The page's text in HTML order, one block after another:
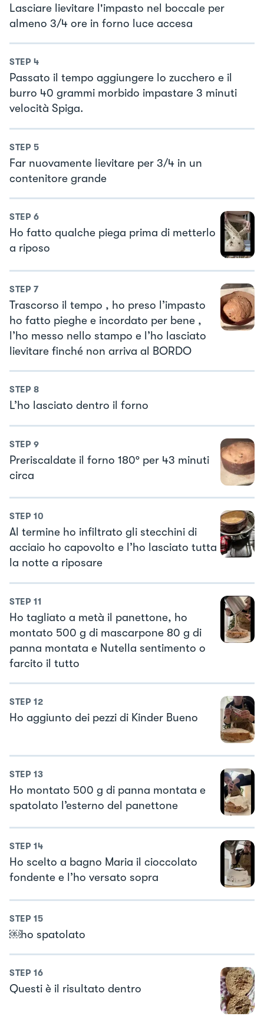
Lasciare lievitare l'impasto nel boccale per
almeno 3/4 ore in forno luce accesa
STEP 4
Passato il tempo aggiungere lo zucchero e il
burro 40 grammi morbido impastare 3 minuti
velocità Spiga.
STEP 5
Far nuovamente lievitare per 3/4 in un
contenitore grande
STEP 6
Ho fatto qualche piega prima di metterlo
a riposo
STEP 7
Trascorso il tempo , ho preso l’impasto
ho fatto pieghe e incordato per bene ,
l’ho messo nello stampo e l’ho lasciato
lievitare finché non arriva al BORDO
STEP 8
L’ho lasciato dentro il forno
STEP 9
Preriscaldate il forno 180° per 43 minuti
circa
STEP 10
Al termine ho infiltrato gli stecchini di
acciaio ho capovolto e l’ho lasciato tutta
la notte a riposare
STEP 11
Ho tagliato a metà il panettone, ho
montato 500 g di mascarpone 80 g di
panna montata e Nutella sentimento o
farcito il tutto
STEP 12
Ho aggiunto dei pezzi di Kinder Bueno
STEP 13
Ho montato 500 g di panna montata e
spatolato l’esterno del panettone
STEP 14
Ho scelto a bagno Maria il cioccolato
fondente e l’ho versato sopra
STEP 15
￼ho spatolato
STEP 16
Questi è il risultato dentro